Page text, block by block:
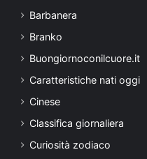
Barbanera
Branko
Buongiornoconilcuore.it
Caratteristiche nati oggi
Cinese
Classifica giornaliera
Curiosità zodiaco